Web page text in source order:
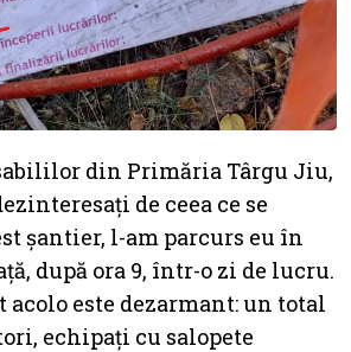
din Primăria Târgu Jiu,
de ceea ce se
șantier, l-am parcurs eu în
după ora 9, într-o zi de lucru.
acolo este dezarmant: un total
echipați cu salopete